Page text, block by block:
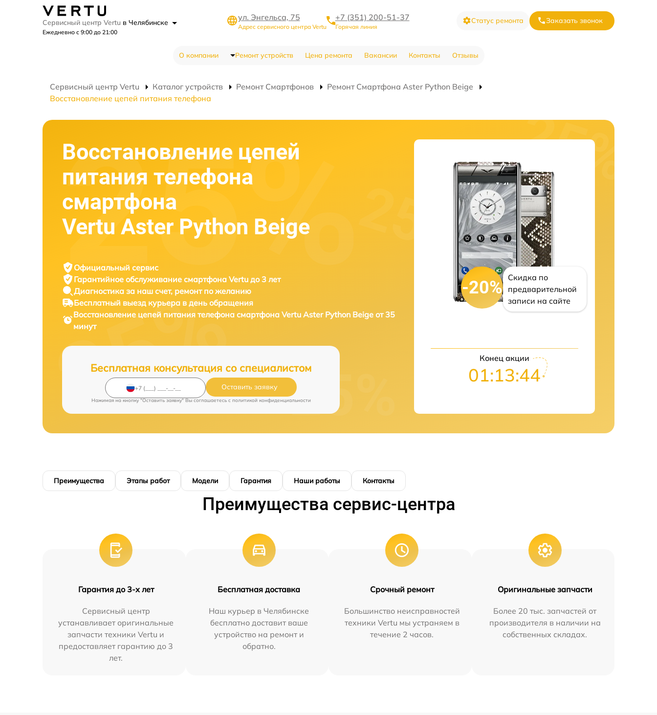
Сервисный центр Vertu в Челябинске
Ежедневно с 9:00 до 21:00
ул. Энгельса, 75
Адрес сервисного центра Vertu
+7 (351) 200-51-37
Горячая линия
Статус ремонта Заказать звонок
О компании Ремонт устройств Цена ремонта Вакансии Контакты Отзывы
Сервисный центр Vertu Каталог устройств Ремонт Смартфонов
Ремонт Смартфона Aster Python Beige
Восстановление цепей питания телефона
Восстановление цепей
питания телефона
смартфона
Vertu Aster Python Beige
Официальный сервис
Гарантийное обслуживание смартфона Vertu до 3 лет
Диагностика за наш счет, ремонт по желанию
Бесплатный выезд курьера в день обращения
Восстановление цепей питания телефона смартфона Vertu Aster Python Beige от 35
минут
Бесплатная консультация со специалистом
Оставить заявку
Нажимая на кнопку "Оставить заявку" Вы соглашаетесь c политикой конфиденциальности
-20%
Скидка по
предварительной
записи на сайте
Конец акции
01:13:42
Преимущества Этапы работ Модели Гарантия Наши работы Контакты
Преимущества сервис-центра
Гарантия до 3-х лет
Сервисный центр
устанавливает оригинальные
запчасти техники Vertu и
предоставляет гарантию до 3
лет.
Бесплатная доставка
Наш курьер в Челябинске
бесплатно доставит ваше
устройство на ремонт и
обратно.
Срочный ремонт
Большинство неисправностей
техники Vertu мы устраняем в
течение 2 часов.
Оригинальные запчасти
Более 20 тыс. запчастей от
производителя в наличии на
собственных складах.